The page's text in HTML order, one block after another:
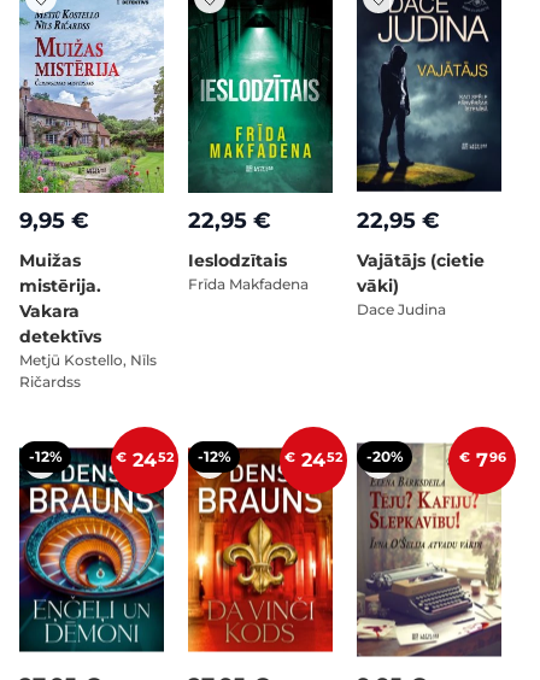
9,95 €
Muižas
mistērija.
Vakara
detektīvs
Metjū Kostello, Nīls
Ričardss
22,95 €
Ieslodzītais
Frīda Makfadena
22,95 €
Vajātājs (cietie
vāki)
Dace Judina
-12% € 2452 -12% € 2452 -20% € 796